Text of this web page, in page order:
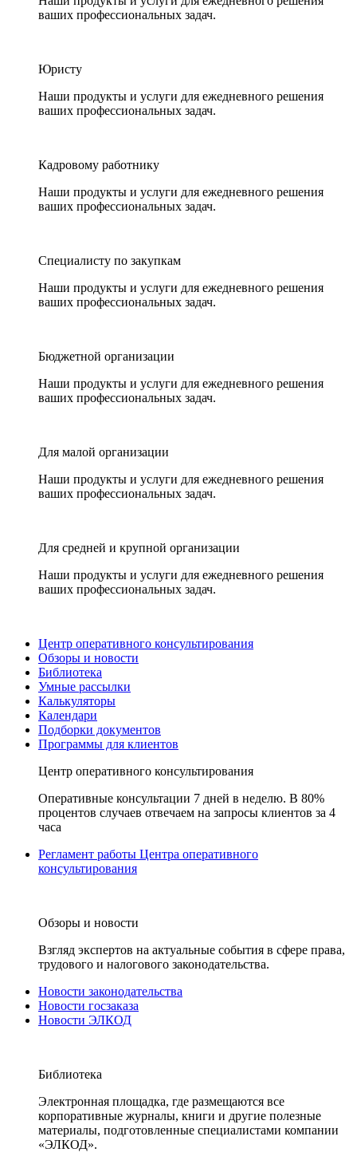
ваших профессиональных задач.
Юристу
Наши продукты и услуги для ежедневного решения
ваших профессиональных задач.
Кадровому работнику
Наши продукты и услуги для ежедневного решения
ваших профессиональных задач.
Специалисту по закупкам
Наши продукты и услуги для ежедневного решения
ваших профессиональных задач.
Бюджетной организации
Наши продукты и услуги для ежедневного решения
ваших профессиональных задач.
Для малой организации
Наши продукты и услуги для ежедневного решения
ваших профессиональных задач.
Для средней и крупной организации
Наши продукты и услуги для ежедневного решения
ваших профессиональных задач.
Центр оперативного консультирования
Обзоры и новости
Библиотека
Умные рассылки
Калькуляторы
Календари
Подборки документов
Программы для клиентов
Центр оперативного консультирования
Оперативные консультации 7 дней в неделю. В 80%
процентов случаев отвечаем на запросы клиентов за 4
часа
Регламент работы Центра оперативного
консультирования
Обзоры и новости
Взгляд экспертов на актуальные события в сфере права,
трудового и налогового законодательства.
Новости законодательства
Новости госзаказа
Новости ЭЛКОД
Библиотека
Электронная площадка, где размещаются все
корпоративные журналы, книги и другие полезные
материалы, подготовленные специалистами компании
«ЭЛКОД».